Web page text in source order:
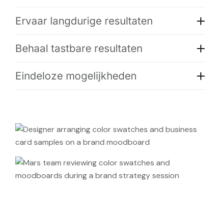
Ervaar langdurige resultaten
Behaal tastbare resultaten
Eindeloze mogelijkheden